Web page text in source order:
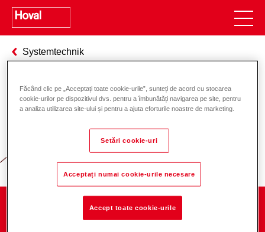
Systemtechnik
Responsabilitate pentru energie și
mediu
Făcând clic pe „Acceptați toate cookie-urile”, sunteți de acord cu stocarea
cookie-urilor pe dispozitivul dvs. pentru a îmbunătăți navigarea pe site, pentru
a analiza utilizarea site-ului și pentru a ajuta eforturile noastre de marketing.
Setări cookie-uri
Acceptați numai cookie-urile necesare
Accept toate cookie-urile